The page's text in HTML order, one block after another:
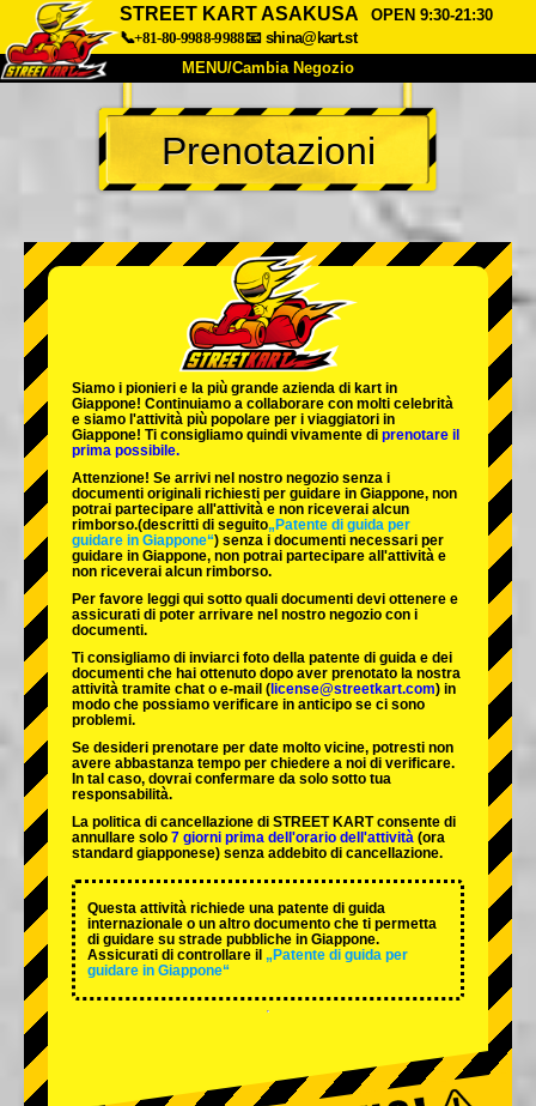
STREET KART ASAKUSA
OPEN 9:30-21:30
📞+81-80-9988-9988📧 shina@kart.st
MENU/Cambia Negozio
INIZIO
Chi Siamo Specifiche Prezzo
Azienda Prenotazioni
Cambia Negozio
Tokyo Shinagawa Tokyo Akihabara#1
Tokyo Akihabara#2
Tokyo Shibuya Annex Tokyo Bay
Tokyo Asakusa Osaka
Okinawa
Prenotazioni
Siamo i pionieri e la più grande azienda di kart in
Giappone! Continuiamo a collaborare con molti celebrità
e siamo l'attività più popolare per i viaggiatori in
Giappone! Ti consigliamo quindi vivamente di prenotare il
prima possibile.
Attenzione! Se arrivi nel nostro negozio senza i
documenti originali richiesti per guidare in Giappone, non
potrai partecipare all'attività e non riceverai alcun
rimborso.(descritti di seguito„Patente di guida per
guidare in Giappone“) senza i documenti necessari per
guidare in Giappone, non potrai partecipare all'attività e
non riceverai alcun rimborso.
Per favore leggi qui sotto quali documenti devi ottenere e
assicurati di poter arrivare nel nostro negozio con i
documenti.
Ti consigliamo di inviarci foto della patente di guida e dei
documenti che hai ottenuto dopo aver prenotato la nostra
attività tramite chat o e-mail ( license@streetkart.com) in
modo che possiamo verificare in anticipo se ci sono
problemi.
Se desideri prenotare per date molto vicine, potresti non
avere abbastanza tempo per chiedere a noi di verificare.
In tal caso, dovrai confermare da solo sotto tua
responsabilità.
La politica di cancellazione di STREET KART consente di
annullare solo 7 giorni prima dell'orario dell'attività (ora
standard giapponese) senza addebito di cancellazione.
Questa attività richiede una patente di guida
internazionale o un altro documento che ti permetta
di guidare su strade pubbliche in Giappone.
Assicurati di controllare il „Patente di guida per
guidare in Giappone“